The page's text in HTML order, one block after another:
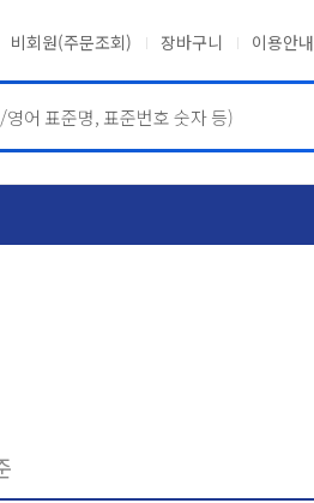
비회원(주문조회) 장바구니 이용안내